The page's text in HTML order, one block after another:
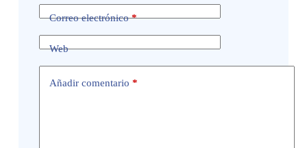
Correo electrónico*
Web
Añadir comentario *